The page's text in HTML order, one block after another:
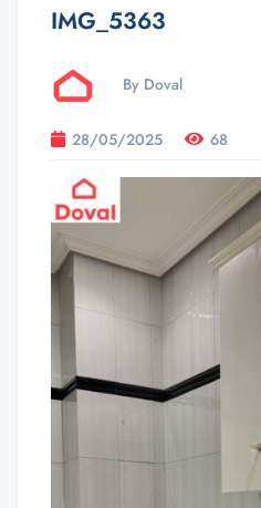
IMG_5363
By Doval
28/05/2025 68